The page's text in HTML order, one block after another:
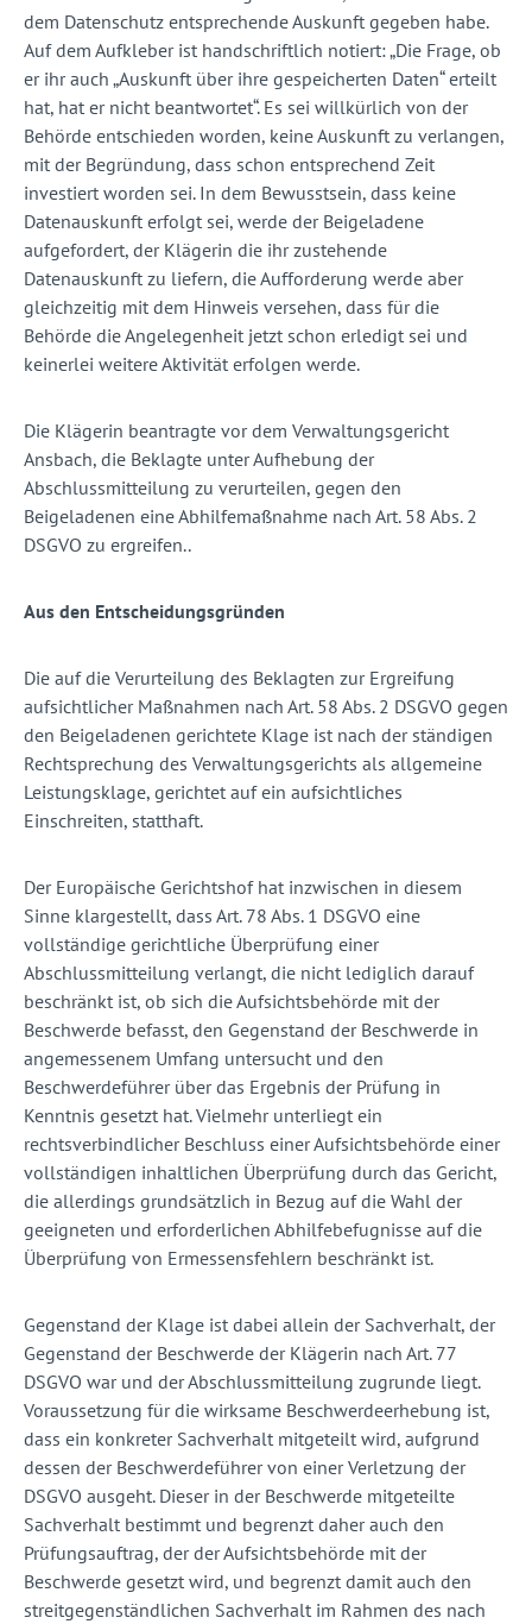
dem Datenschutz entsprechende Auskunft gegeben habe.
Auf dem Aufkleber ist handschriftlich notiert: „Die Frage, ob
er ihr auch „Auskunft über ihre gespeicherten Daten“ erteilt
hat, hat er nicht beantwortet“. Es sei willkürlich von der
Behörde entschieden worden, keine Auskunft zu verlangen,
mit der Begründung, dass schon entsprechend Zeit
investiert worden sei. In dem Bewusstsein, dass keine
Datenauskunft erfolgt sei, werde der Beigeladene
aufgefordert, der Klägerin die ihr zustehende
Datenauskunft zu liefern, die Aufforderung werde aber
gleichzeitig mit dem Hinweis versehen, dass für die
Behörde die Angelegenheit jetzt schon erledigt sei und
keinerlei weitere Aktivität erfolgen werde.
Die Klägerin beantragte vor dem Verwaltungsgericht
Ansbach, die Beklagte unter Aufhebung der
Abschlussmitteilung zu verurteilen, gegen den
Beigeladenen eine Abhilfemaßnahme nach Art. 58 Abs. 2
DSGVO zu ergreifen..
Aus den Entscheidungsgründen
Die auf die Verurteilung des Beklagten zur Ergreifung
aufsichtlicher Maßnahmen nach Art. 58 Abs. 2 DSGVO gegen
den Beigeladenen gerichtete Klage ist nach der ständigen
Rechtsprechung des Verwaltungsgerichts als allgemeine
Leistungsklage, gerichtet auf ein aufsichtliches
Einschreiten, statthaft.
Der Europäische Gerichtshof hat inzwischen in diesem
Sinne klargestellt, dass Art. 78 Abs. 1 DSGVO eine
vollständige gerichtliche Überprüfung einer
Abschlussmitteilung verlangt, die nicht lediglich darauf
beschränkt ist, ob sich die Aufsichtsbehörde mit der
Beschwerde befasst, den Gegenstand der Beschwerde in
angemessenem Umfang untersucht und den
Beschwerdeführer über das Ergebnis der Prüfung in
Kenntnis gesetzt hat. Vielmehr unterliegt ein
rechtsverbindlicher Beschluss einer Aufsichtsbehörde einer
vollständigen inhaltlichen Überprüfung durch das Gericht,
die allerdings grundsätzlich in Bezug auf die Wahl der
geeigneten und erforderlichen Abhilfebefugnisse auf die
Überprüfung von Ermessensfehlern beschränkt ist.
Gegenstand der Klage ist dabei allein der Sachverhalt, der
Gegenstand der Beschwerde der Klägerin nach Art. 77
DSGVO war und der Abschlussmitteilung zugrunde liegt.
Voraussetzung für die wirksame Beschwerdeerhebung ist,
dass ein konkreter Sachverhalt mitgeteilt wird, aufgrund
dessen der Beschwerdeführer von einer Verletzung der
DSGVO ausgeht. Dieser in der Beschwerde mitgeteilte
Sachverhalt bestimmt und begrenzt daher auch den
Prüfungsauftrag, der der Aufsichtsbehörde mit der
Beschwerde gesetzt wird, und begrenzt damit auch den
streitgegenständlichen Sachverhalt im Rahmen des nach